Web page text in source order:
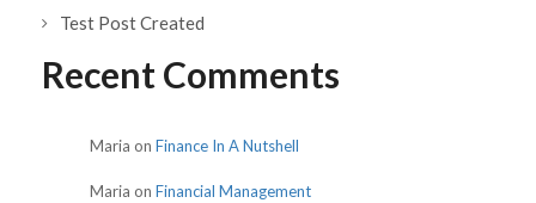
Test Post Created
Recent Comments
Maria on Finance In A Nutshell
Maria on Financial Management